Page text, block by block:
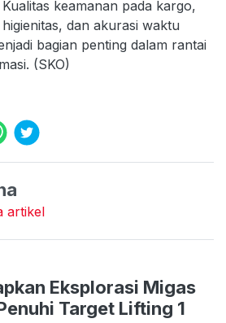
keamanan pada kargo,
dan akurasi waktu
bagian penting dalam rantai
(SKO)
artikel
Eksplorasi Migas
Target Lifting 1